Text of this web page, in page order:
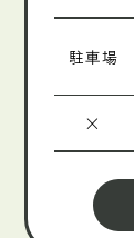
駐車場
×